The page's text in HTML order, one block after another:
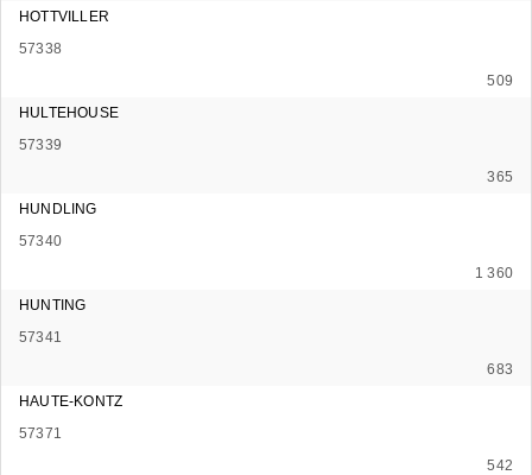
HOTTVILLER
57338
509
HULTEHOUSE
57339
365
HUNDLING
57340
1 360
HUNTING
57341
683
HAUTE-KONTZ
57371
542